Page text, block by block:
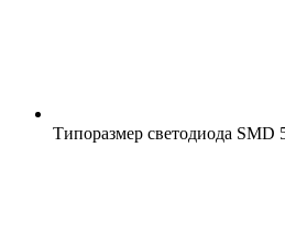
Типоразмер светодиода SMD